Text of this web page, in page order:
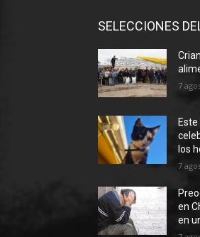
SELECCIONES
7
los
7
en
en